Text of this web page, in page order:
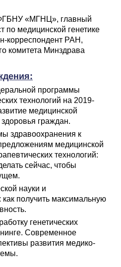
«МГНЦ», главный
по медицинской генетике
корреспондент РАН,
комитета Минздрава
программы
технологий на 2019-
медицинской
здоровья граждан.
здравоохранения к
медицинской
технологий:
сейчас, чтобы
науки и
получить максимальную
генетических
Современное
развития медико-